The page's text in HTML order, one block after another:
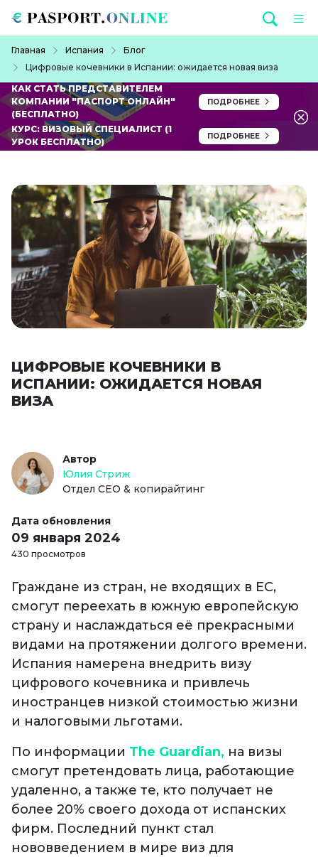
Главная Испания
Блог
Цифровые кочевники в Испании: ожидается новая виза
КАК СТАТЬ ПРЕДСТАВИТЕЛЕМ
КОМПАНИИ "ПАСПОРТ ОНЛАЙН"
(БЕСПЛАТНО)
ПОДРОБНЕЕ
КУРС: ВИЗОВЫЙ СПЕЦИАЛИСТ (1
УРОК БЕСПЛАТНО)
ПОДРОБНЕЕ
ЦИФРОВЫЕ КОЧЕВНИКИ В
ИСПАНИИ: ОЖИДАЕТСЯ НОВАЯ
ВИЗА
Автор
Юлия Стриж
Отдел СЕО & копирайтинг
Дата обновления
09 января 2024
430 просмотров
Граждане из стран, не входящих в ЕС,
смогут переехать в южную европейскую
страну и наслаждаться её прекрасными
видами на протяжении долгого времени.
Испания намерена внедрить визу
цифрового кочевника и привлечь
иностранцев низкой стоимостью жизни
и налоговыми льготами.
По информации The Guardian, на визы
смогут претендовать лица, работающие
удаленно, а также те, кто получает не
более 20% своего дохода от испанских
фирм. Последний пункт стал
нововведением в мире виз для